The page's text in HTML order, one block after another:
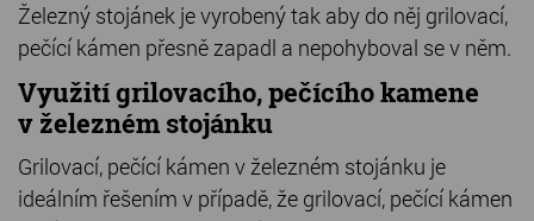
Železný stojánek je vyrobený tak aby do něj grilovací,
pečící kámen přesně zapadl a nepohyboval se v něm.
Využití grilovacího, pečícího kamene
v železném stojánku
Grilovací, pečící kámen v železném stojánku je
ideálním řešením v případě, že grilovací, pečící kámen